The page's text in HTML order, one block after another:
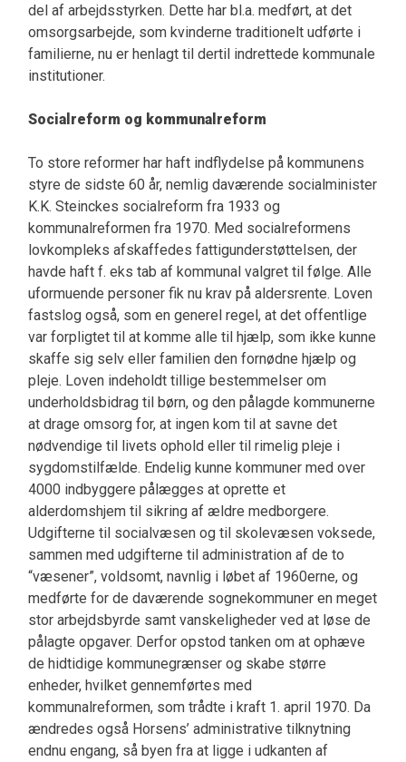
del af arbejdsstyrken. Dette har bl.a. medført, at det
omsorgsarbejde, som kvinderne traditionelt udførte i
familierne, nu er henlagt til dertil indrettede kommunale
institutioner.
Socialreform og kommunalreform
To store reformer har haft indflydelse på kommunens
styre de sidste 60 år, nemlig daværende socialminister
K.K. Steinckes socialreform fra 1933 og
kommunalreformen fra 1970. Med socialreformens
lovkompleks afskaffedes fattigunderstøttelsen, der
havde haft f. eks tab af kommunal valgret til følge. Alle
uformuende personer fik nu krav på aldersrente. Loven
fastslog også, som en generel regel, at det offentlige
var forpligtet til at komme alle til hjælp, som ikke kunne
skaffe sig selv eller familien den fornødne hjælp og
pleje. Loven indeholdt tillige bestemmelser om
underholdsbidrag til børn, og den pålagde kommunerne
at drage omsorg for, at ingen kom til at savne det
nødvendige til livets ophold eller til rimelig pleje i
sygdomstilfælde. Endelig kunne kommuner med over
4000 indbyggere pålægges at oprette et
alderdomshjem til sikring af ældre medborgere.
Udgifterne til socialvæsen og til skolevæsen voksede,
sammen med udgifterne til administration af de to
“væsener”, voldsomt, navnlig i løbet af 1960erne, og
medførte for de daværende sognekommuner en meget
stor arbejdsbyrde samt vanskeligheder ved at løse de
pålagte opgaver. Derfor opstod tanken om at ophæve
de hidtidige kommunegrænser og skabe større
enheder, hvilket gennemførtes med
kommunalreformen, som trådte i kraft 1. april 1970. Da
ændredes også Horsens’ administrative tilknytning
endnu engang, så byen fra at ligge i udkanten af